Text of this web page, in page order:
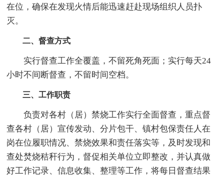
在位，确保在发现火情后能迅速赶赴现场组织人员扑
灭。
二、督查方式
实行督查工作全覆盖，不留死角死面；实行每天24
小时不间断督查，不留时间空档。
三、工作职责
负责对各村（居）禁烧工作实行全面督查，重点督
查各村（居）宣传发动、分片包干、镇村包保责任人在
岗在位履职情况、禁烧效果和责任落实等，及时发现和
查处焚烧秸秆行为，督促相关单位立即整改，并认真做
好工作记录、信息收集、整理等工作，将每日督查结果